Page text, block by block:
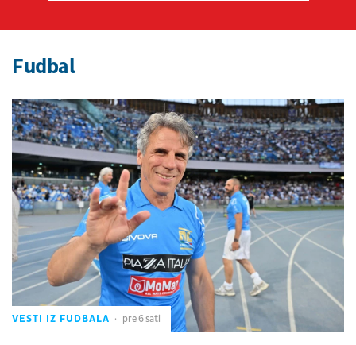
Fudbal
VESTI IZ FUDBALA pre 6 sati